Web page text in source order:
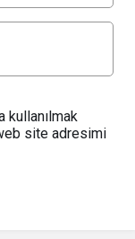
kullanılmak
site adresimi